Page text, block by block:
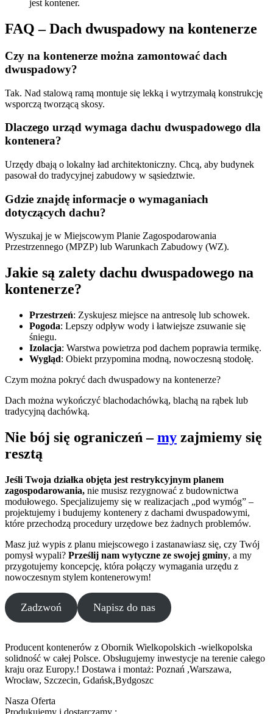
jest kontener.
FAQ – Dach dwuspadowy na kontenerze
Czy na kontenerze można zamontować dach
dwuspadowy?
Tak. Nad stalową ramą montuje się lekką i wytrzymałą konstrukcję
wsporczą tworzącą skosy.
Dlaczego urząd wymaga dachu dwuspadowego dla
kontenera?
Urzędy dbają o lokalny ład architektoniczny. Chcą, aby budynek
pasował do tradycyjnej zabudowy w sąsiedztwie.
Gdzie znajdę informacje o wymaganiach
dotyczących dachu?
Wyszukaj je w Miejscowym Planie Zagospodarowania
Przestrzennego (MPZP) lub Warunkach Zabudowy (WZ).
Jakie są zalety dachu dwuspadowego na
kontenerze?
Przestrzeń: Zyskujesz miejsce na antresolę lub schowek.
Pogoda: Lepszy odpływ wody i łatwiejsze zsuwanie się
śniegu.
Izolacja: Warstwa powietrza pod dachem poprawia termikę.
Wygląd: Obiekt przypomina modną, nowoczesną stodołę.
Czym można pokryć dach dwuspadowy na kontenerze?
Dach można wykończyć blachodachówką, blachą na rąbek lub
tradycyjną dachówką.
Nie bój się ograniczeń –my zajmiemy się
resztą
Jeśli Twoja działka objęta jest restrykcyjnym planem
zagospodarowania, nie musisz rezygnować z budownictwa
modułowego. Specjalizujemy się w realizacjach „pod wymóg” –
projektujemy i budujemy kontenery z dachami dwuspadowymi,
które przechodzą procedury urzędowe bez żadnych problemów.
Masz już wypis z planu miejscowego i zastanawiasz się, czy Twój
pomysł wypali? Prześlij nam wytyczne ze swojej gminy, a my
przygotujemy koncepcję, która połączy wymagania urzędu z
nowoczesnym stylem kontenerowym!
Zadzwoń Napisz do nas
Producent kontenerów z Obornik Wielkopolskich -wielkopolska
solidność w całej Polsce. Obsługujemy inwestycje na terenie całego
kraju oraz Europy.! Dostawa i montaż: Poznań ,Warszawa,
Wrocław, Szczecin, Gdańsk,Bydgoszc
Nasza Oferta
Produkujemy i dostarczamy :